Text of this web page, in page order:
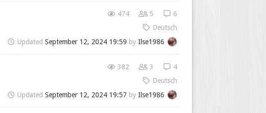
474 5
6
Deutsch
Updated September 12, 2024 19:59 by Ilse1986
382 3
4
Deutsch
Updated September 12, 2024 19:57 by Ilse1986